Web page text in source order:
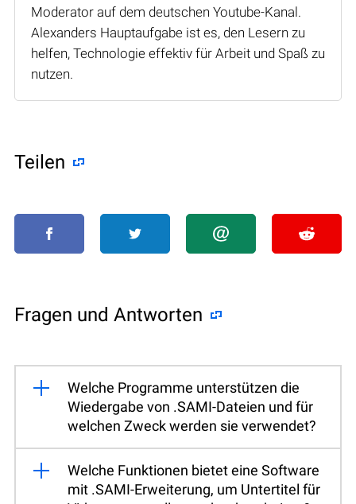
Moderator auf dem deutschen Youtube-Kanal.
Alexanders Hauptaufgabe ist es, den Lesern zu
helfen, Technologie effektiv für Arbeit und Spaß zu
nutzen.
Teilen
Fragen und Antworten
Welche Programme unterstützen die
Wiedergabe von .SAMI-Dateien und für
welchen Zweck werden sie verwendet?
Welche Funktionen bietet eine Software
mit .SAMI-Erweiterung, um Untertitel für